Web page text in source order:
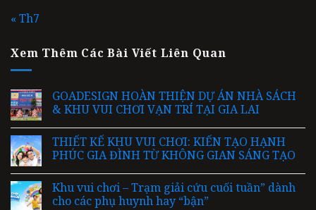
« Th7
Xem Thêm Các Bài Viết Liên Quan
GOADESIGN HOÀN THIỆN DỰ ÁN NHÀ SÁCH
& KHU VUI CHƠI VẠN TRÍ TẠI GIA LAI
THIẾT KẾ KHU VUI CHƠI: KIẾN TẠO HẠNH
PHÚC GIA ĐÌNH TỪ KHÔNG GIAN SÁNG TẠO
Khu vui chơi – Trạm giải cứu cuối tuần” dành
cho các phụ huynh hay “bận”